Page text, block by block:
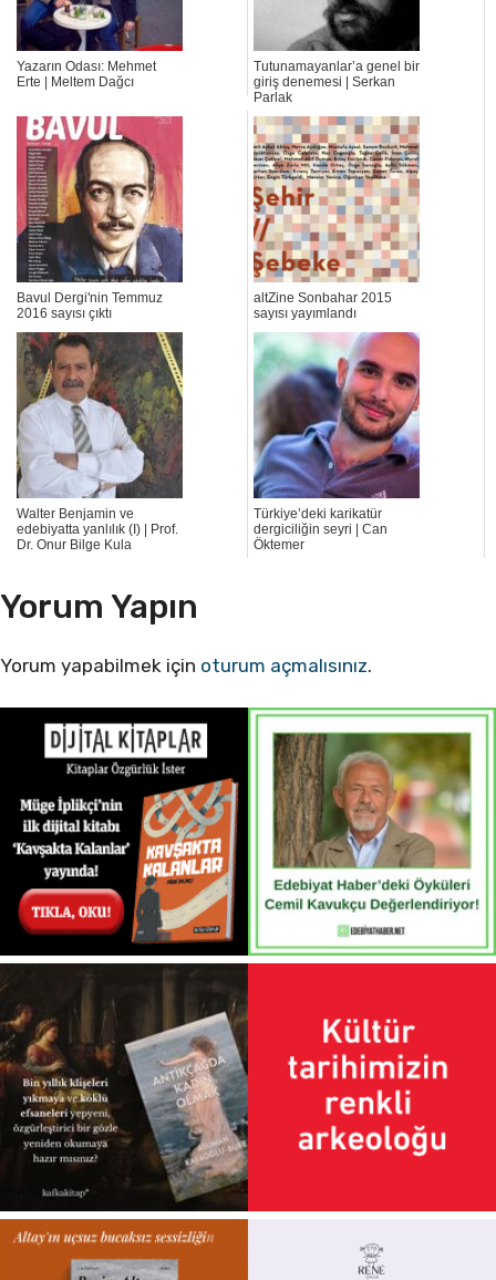
Yazarın Odası: Mehmet
Erte | Meltem Dağcı
Tutunamayanlar’a genel bir
giriş denemesi | Serkan
Parlak
Bavul Dergi'nin Temmuz
2016 sayısı çıktı
altZine Sonbahar 2015
sayısı yayımlandı
Walter Benjamin ve
edebiyatta yanlılık (I) | Prof.
Dr. Onur Bilge Kula
Türkiye’deki karikatür
dergiciliğin seyri | Can
Öktemer
Yorum Yapın
Yorum yapabilmek için oturum açmalısınız.